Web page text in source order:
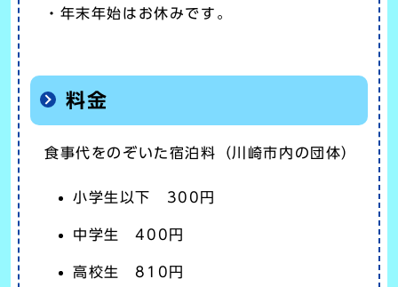
・年末年始はお休みです。
料金
食事代をのぞいた宿泊料（川崎市内の団体）
小学生以下 300円
中学生 400円
高校生 810円